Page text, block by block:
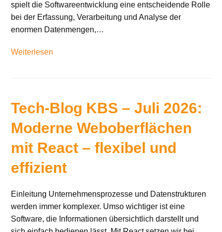
spielt die Softwareentwicklung eine entscheidende Rolle
bei der Erfassung, Verarbeitung und Analyse der
enormen Datenmengen,…
Weiterlesen
Tech-Blog KBS – Juli 2026:
Moderne Weboberflächen
mit React – flexibel und
effizient
Einleitung Unternehmensprozesse und Datenstrukturen
werden immer komplexer. Umso wichtiger ist eine
Software, die Informationen übersichtlich darstellt und